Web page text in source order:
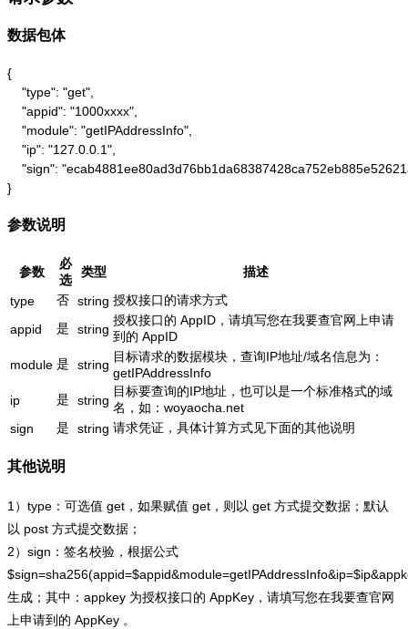
数据包体
{
    "type": "get",
    "appid": "1000xxxx",
    "module": "getIPAddressInfo",
    "ip": "127.0.0.1",
"sign":
}
参数说明
参数
必
选
类型
描述
type
否 string 授权接口的请求方式
appid
是 string
授权接口的 AppID，请填写您在我要查官网上申请
到的 AppID
module 是 string
目标请求的数据模块，查询IP地址/域名信息为：
getIPAddressInfo
ip
是 string
目标要查询的IP地址，也可以是一个标准格式的域
名，如：woyaocha.net
sign
是 string 请求凭证，具体计算方式见下面的其他说明
其他说明
1）type：可选值 get，如果赋值 get，则以 get 方式提交数据；默认
以 post 方式提交数据；
2）sign：签名校验，根据公式
生成；其中：appkey 为授权接口的 AppKey，请填写您在我要查官网
上申请到的 AppKey 。